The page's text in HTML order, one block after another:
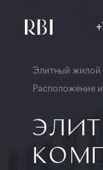
Элитный жилой
Расположение